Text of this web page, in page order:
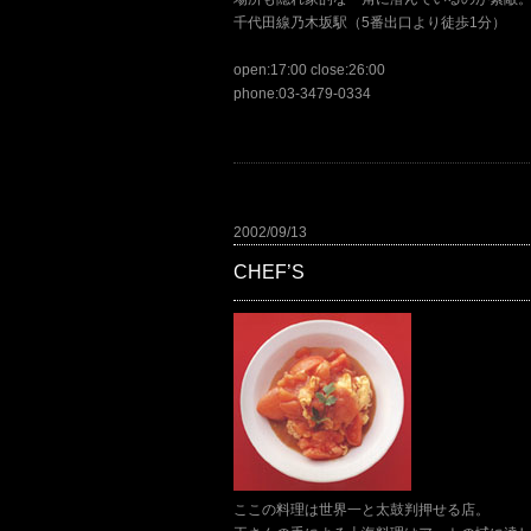
千代田線乃木坂駅（5番出口より徒歩1分）
open:17:00 close:26:00
phone:03-3479-0334
2002/09/13
CHEF’S
ここの料理は世界一と太鼓判押せる店。